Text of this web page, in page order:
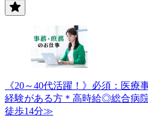
《20～40代活躍！》必須：医
経験がある方＊高時給◎総合病
徒歩14分≫